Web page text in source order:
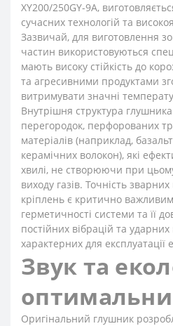
XY200/250GY-9A,
сучасних технологій та
Зазвичай, для виготовлення
частин використовуються
мають високу стійкість до
та агресивними продуктами
витримувати значні
Внутрішня структура
перегородок, перфорованих
матеріалів (наприклад,
керамічних волокон), які
хвилі, не створюючи при
виходу газів. Точність
кріплень є критично
герметичності системи та її
постійних вібрацій та
характерних для експлуатації
Звук та
Оригінальний глушник